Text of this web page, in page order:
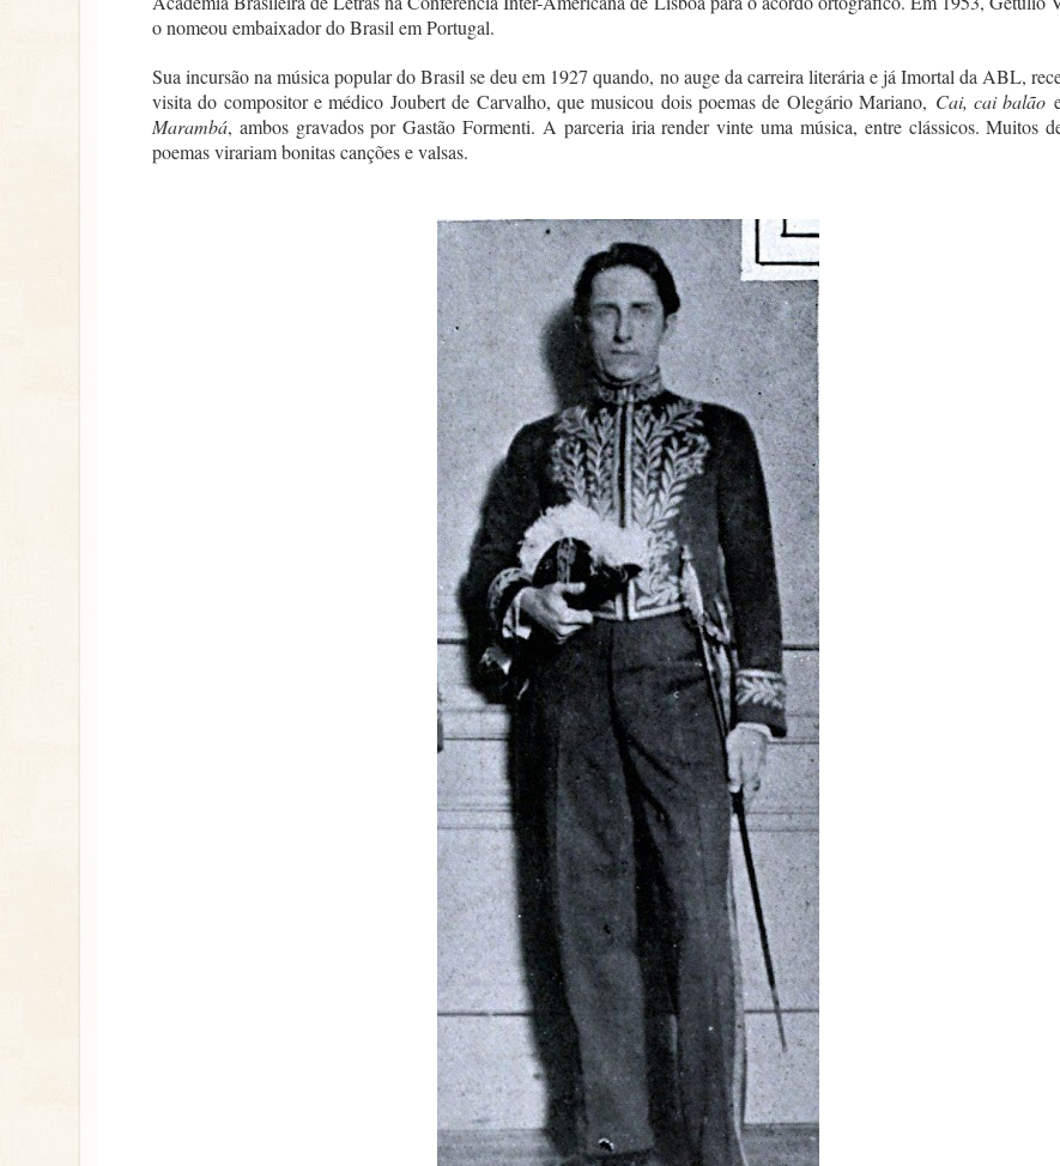
o nomeou embaixador do Brasil em Portugal.
Sua incursão na música popular do Brasil se deu em 1927 quando, no auge da carreira literária e já Imortal da ABL,
visita do compositor e médico Joubert de Carvalho, que musicou dois poemas de Olegário Mariano, Cai, cai balão
Marambá, ambos gravados por Gastão Formenti. A parceria iria render vinte uma música, entre clássicos. Muitos
poemas virariam bonitas canções e valsas.